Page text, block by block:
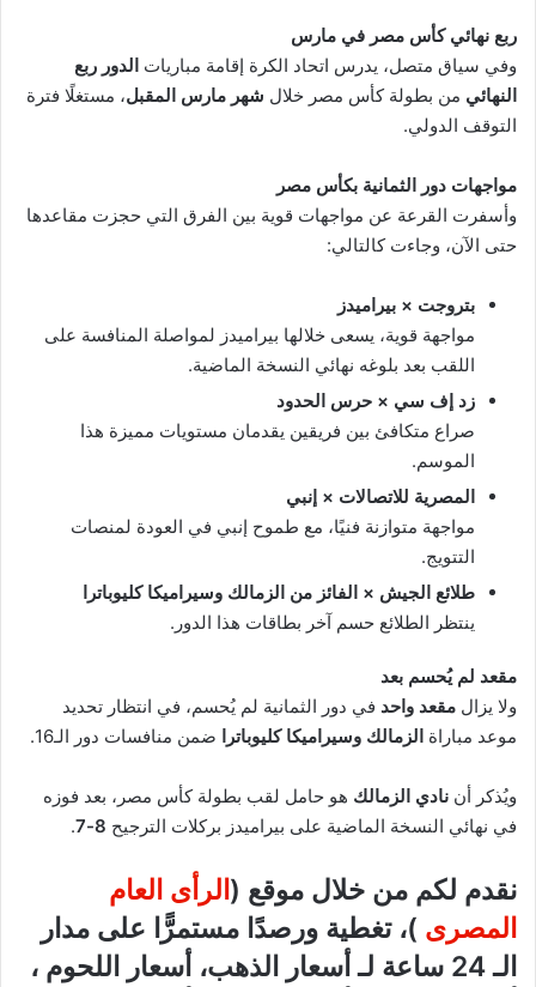
ربع نهائي كأس مصر في مارس
وفي سياق متصل، يدرس اتحاد الكرة إقامة مباريات الدور ربع
النهائي من بطولة كأس مصر خلال شهر مارس المقبل، مستغلًا فترة
التوقف الدولي.
مواجهات دور الثمانية بكأس مصر
وأسفرت القرعة عن مواجهات قوية بين الفرق التي حجزت مقاعدها
حتى الآن، وجاءت كالتالي:
بتروجت × بيراميدز
مواجهة قوية، يسعى خلالها بيراميدز لمواصلة المنافسة على
اللقب بعد بلوغه نهائي النسخة الماضية.
زد إف سي × حرس الحدود
صراع متكافئ بين فريقين يقدمان مستويات مميزة هذا
الموسم.
المصرية للاتصالات × إنبي
مواجهة متوازنة فنيًا، مع طموح إنبي في العودة لمنصات
التتويج.
طلائع الجيش × الفائز من الزمالك وسيراميكا كليوباترا
ينتظر الطلائع حسم آخر بطاقات هذا الدور.
مقعد لم يُحسم بعد
ولا يزال مقعد واحد في دور الثمانية لم يُحسم، في انتظار تحديد
موعد مباراة الزمالك وسيراميكا كليوباترا ضمن منافسات دور الـ16.
ويُذكر أن نادي الزمالك هو حامل لقب بطولة كأس مصر، بعد فوزه
في نهائي النسخة الماضية على بيراميدز بركلات الترجيح 8-7
.
نقدم لكم من خلال موقع ( الرأى العام
المصرى )، تغطية ورصدًا مستمرًّا على مدار
الـ 24 ساعة لـ أسعار الذهب، أسعار اللحوم ،